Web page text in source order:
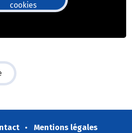
cookies
Mentions légales